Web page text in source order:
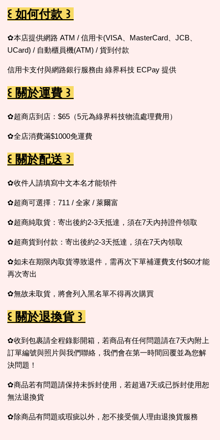
꒰ 如何付款 ꒱
✿本店提供網路 ATM / 信用卡(VISA、MasterCard、JCB、
UCard) / 自動櫃員機(ATM) / 貨到付款
信用卡支付與網路銀行服務由 綠界科技 ECPay 提供
꒰ 關於運費 ꒱
✿超商店到店：$65（5元為綠界科技物流處理費用）
✿全店消費滿$1000免運費
꒰ 關於配送 ꒱
✿收件人請填寫中文本名才能領件
✿超商可選擇：711 / 全家 / 萊爾富
✿超商純取貨：寄出後約2-3天抵達，須在7天內持證件領取
✿超商貨到付款：寄出後約2-3天抵達，須在7天內領取
✿如未在期限內取貨導致退件，需再次下單補運費支付$60才能
再次寄出
✿無故未取貨， 將會列入黑名單不得再次購買
꒰ 關於退換貨 ꒱
✿收到包裹請全程錄影開箱，若商品有任何問題請在7天內附上
訂單編號與照片與我們聯絡，我們會在第一時間回覆並為您解
決問題！
✿商品若有問題請保持未拆封使用，若超過7天或已拆封使用恕
無法退換貨
✿除商品有問題或瑕疵以外，恕不接受個人理由退換貨服務